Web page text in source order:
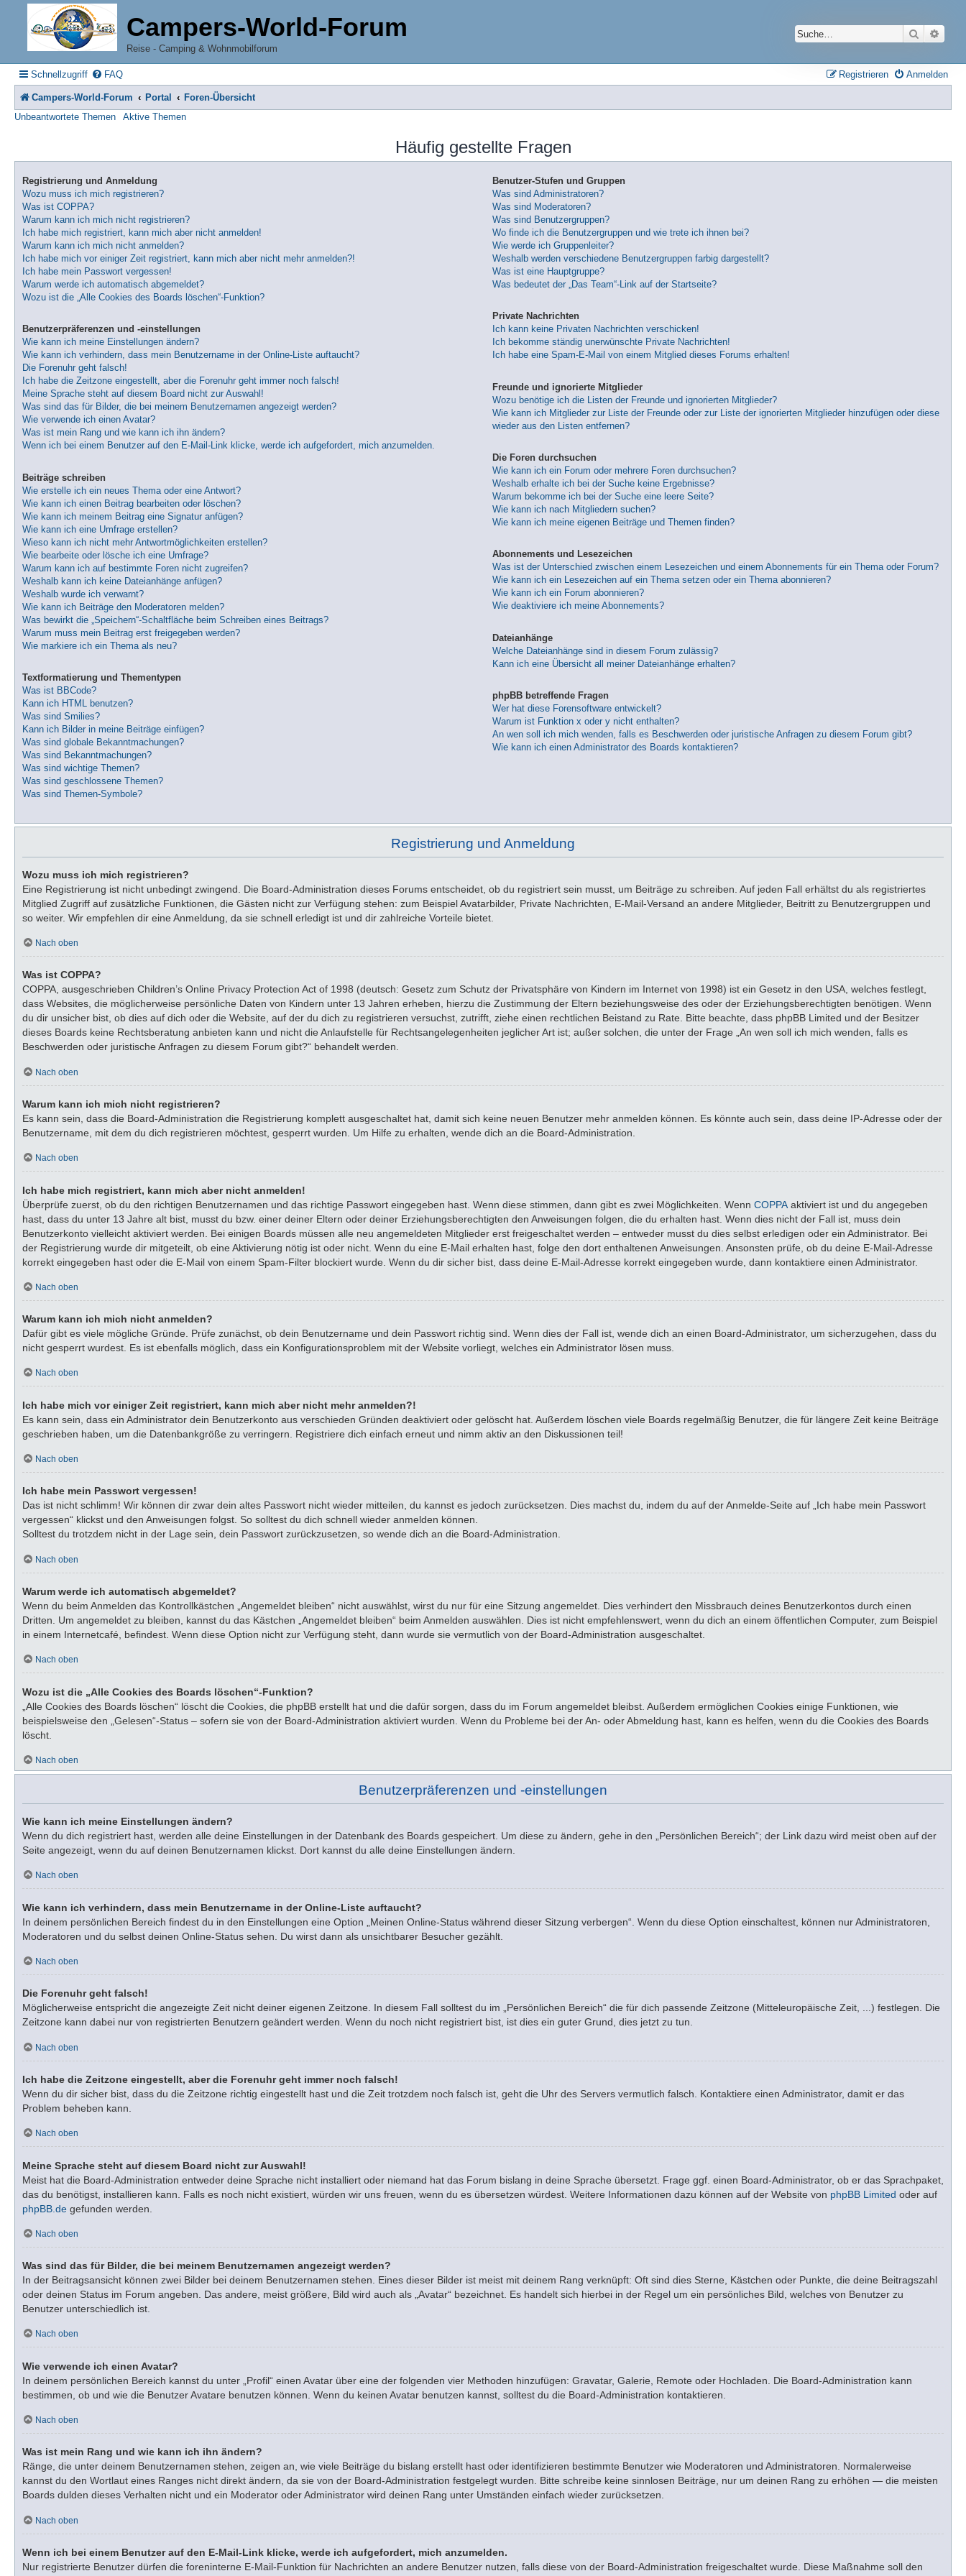
Campers-World-Forum
Reise - Camping & Wohnmobilforum
Suche
Schnellzugriff FAQ Anmelden
Registrieren
Campers-World-Forum Portal
Foren-Übersicht
Unbeantwortete Themen
Aktive Themen
Häufig gestellte Fragen
Registrierung und Anmeldung
Wozu muss ich mich registrieren?
Was ist COPPA?
Warum kann ich mich nicht registrieren?
Ich habe mich registriert, kann mich aber nicht anmelden!
Warum kann ich mich nicht anmelden?
Ich habe mich vor einiger Zeit registriert, kann mich aber nicht mehr anmelden?!
Ich habe mein Passwort vergessen!
Warum werde ich automatisch abgemeldet?
Wozu ist die „Alle Cookies des Boards löschen“-Funktion?
Benutzerpräferenzen und -einstellungen
Wie kann ich meine Einstellungen ändern?
Wie kann ich verhindern, dass mein Benutzername in der Online-Liste auftaucht?
Die Forenuhr geht falsch!
Ich habe die Zeitzone eingestellt, aber die Forenuhr geht immer noch falsch!
Meine Sprache steht auf diesem Board nicht zur Auswahl!
Was sind das für Bilder, die bei meinem Benutzernamen angezeigt werden?
Wie verwende ich einen Avatar?
Was ist mein Rang und wie kann ich ihn ändern?
Wenn ich bei einem Benutzer auf den E-Mail-Link klicke, werde ich aufgefordert, mich anzumelden.
Beiträge schreiben
Wie erstelle ich ein neues Thema oder eine Antwort?
Wie kann ich einen Beitrag bearbeiten oder löschen?
Wie kann ich meinem Beitrag eine Signatur anfügen?
Wie kann ich eine Umfrage erstellen?
Wieso kann ich nicht mehr Antwortmöglichkeiten erstellen?
Wie bearbeite oder lösche ich eine Umfrage?
Warum kann ich auf bestimmte Foren nicht zugreifen?
Weshalb kann ich keine Dateianhänge anfügen?
Weshalb wurde ich verwarnt?
Wie kann ich Beiträge den Moderatoren melden?
Was bewirkt die „Speichern“-Schaltfläche beim Schreiben eines Beitrags?
Warum muss mein Beitrag erst freigegeben werden?
Wie markiere ich ein Thema als neu?
Textformatierung und Thementypen
Was ist BBCode?
Kann ich HTML benutzen?
Was sind Smilies?
Kann ich Bilder in meine Beiträge einfügen?
Was sind globale Bekanntmachungen?
Was sind Bekanntmachungen?
Was sind wichtige Themen?
Was sind geschlossene Themen?
Was sind Themen-Symbole?
Benutzer-Stufen und Gruppen
Was sind Administratoren?
Was sind Moderatoren?
Was sind Benutzergruppen?
Wo finde ich die Benutzergruppen und wie trete ich ihnen bei?
Wie werde ich Gruppenleiter?
Weshalb werden verschiedene Benutzergruppen farbig dargestellt?
Was ist eine Hauptgruppe?
Was bedeutet der „Das Team“-Link auf der Startseite?
Private Nachrichten
Ich kann keine Privaten Nachrichten verschicken!
Ich bekomme ständig unerwünschte Private Nachrichten!
Ich habe eine Spam-E-Mail von einem Mitglied dieses Forums erhalten!
Freunde und ignorierte Mitglieder
Wozu benötige ich die Listen der Freunde und ignorierten Mitglieder?
Wie kann ich Mitglieder zur Liste der Freunde oder zur Liste der ignorierten Mitglieder hinzufügen oder diese
wieder aus den Listen entfernen?
Die Foren durchsuchen
Wie kann ich ein Forum oder mehrere Foren durchsuchen?
Weshalb erhalte ich bei der Suche keine Ergebnisse?
Warum bekomme ich bei der Suche eine leere Seite?
Wie kann ich nach Mitgliedern suchen?
Wie kann ich meine eigenen Beiträge und Themen finden?
Abonnements und Lesezeichen
Was ist der Unterschied zwischen einem Lesezeichen und einem Abonnements für ein Thema oder Forum?
Wie kann ich ein Lesezeichen auf ein Thema setzen oder ein Thema abonnieren?
Wie kann ich ein Forum abonnieren?
Wie deaktiviere ich meine Abonnements?
Dateianhänge
Welche Dateianhänge sind in diesem Forum zulässig?
Kann ich eine Übersicht all meiner Dateianhänge erhalten?
phpBB betreffende Fragen
Wer hat diese Forensoftware entwickelt?
Warum ist Funktion x oder y nicht enthalten?
An wen soll ich mich wenden, falls es Beschwerden oder juristische Anfragen zu diesem Forum gibt?
Wie kann ich einen Administrator des Boards kontaktieren?
Registrierung und Anmeldung
Wozu muss ich mich registrieren?
Eine Registrierung ist nicht unbedingt zwingend. Die Board-Administration dieses Forums entscheidet, ob du registriert sein musst, um Beiträge zu schreiben. Auf jeden Fall erhältst du als registriertes
Mitglied Zugriff auf zusätzliche Funktionen, die Gästen nicht zur Verfügung stehen: zum Beispiel Avatarbilder, Private Nachrichten, E-Mail-Versand an andere Mitglieder, Beitritt zu Benutzergruppen und
so weiter. Wir empfehlen dir eine Anmeldung, da sie schnell erledigt ist und dir zahlreiche Vorteile bietet.
Nach oben
Was ist COPPA?
COPPA, ausgeschrieben Children’s Online Privacy Protection Act of 1998 (deutsch: Gesetz zum Schutz der Privatsphäre von Kindern im Internet von 1998) ist ein Gesetz in den USA, welches festlegt,
dass Websites, die möglicherweise persönliche Daten von Kindern unter 13 Jahren erheben, hierzu die Zustimmung der Eltern beziehungsweise des oder der Erziehungsberechtigten benötigen. Wenn
du dir unsicher bist, ob dies auf dich oder die Website, auf der du dich zu registrieren versuchst, zutrifft, ziehe einen rechtlichen Beistand zu Rate. Bitte beachte, dass phpBB Limited und der Besitzer
dieses Boards keine Rechtsberatung anbieten kann und nicht die Anlaufstelle für Rechtsangelegenheiten jeglicher Art ist; außer solchen, die unter der Frage „An wen soll ich mich wenden, falls es
Beschwerden oder juristische Anfragen zu diesem Forum gibt?“ behandelt werden.
Nach oben
Warum kann ich mich nicht registrieren?
Es kann sein, dass die Board-Administration die Registrierung komplett ausgeschaltet hat, damit sich keine neuen Benutzer mehr anmelden können. Es könnte auch sein, dass deine IP-Adresse oder der
Benutzername, mit dem du dich registrieren möchtest, gesperrt wurden. Um Hilfe zu erhalten, wende dich an die Board-Administration.
Nach oben
Ich habe mich registriert, kann mich aber nicht anmelden!
Überprüfe zuerst, ob du den richtigen Benutzernamen und das richtige Passwort eingegeben hast. Wenn diese stimmen, dann gibt es zwei Möglichkeiten. Wenn COPPA aktiviert ist und du angegeben
hast, dass du unter 13 Jahre alt bist, musst du bzw. einer deiner Eltern oder deiner Erziehungsberechtigten den Anweisungen folgen, die du erhalten hast. Wenn dies nicht der Fall ist, muss dein
Benutzerkonto vielleicht aktiviert werden. Bei einigen Boards müssen alle neu angemeldeten Mitglieder erst freigeschaltet werden – entweder musst du dies selbst erledigen oder ein Administrator. Bei
der Registrierung wurde dir mitgeteilt, ob eine Aktivierung nötig ist oder nicht. Wenn du eine E-Mail erhalten hast, folge den dort enthaltenen Anweisungen. Ansonsten prüfe, ob du deine E-Mail-Adresse
korrekt eingegeben hast oder die E-Mail von einem Spam-Filter blockiert wurde. Wenn du dir sicher bist, dass deine E-Mail-Adresse korrekt eingegeben wurde, dann kontaktiere einen Administrator.
Nach oben
Warum kann ich mich nicht anmelden?
Dafür gibt es viele mögliche Gründe. Prüfe zunächst, ob dein Benutzername und dein Passwort richtig sind. Wenn dies der Fall ist, wende dich an einen Board-Administrator, um sicherzugehen, dass du
nicht gesperrt wurdest. Es ist ebenfalls möglich, dass ein Konfigurationsproblem mit der Website vorliegt, welches ein Administrator lösen muss.
Nach oben
Ich habe mich vor einiger Zeit registriert, kann mich aber nicht mehr anmelden?!
Es kann sein, dass ein Administrator dein Benutzerkonto aus verschieden Gründen deaktiviert oder gelöscht hat. Außerdem löschen viele Boards regelmäßig Benutzer, die für längere Zeit keine Beiträge
geschrieben haben, um die Datenbankgröße zu verringern. Registriere dich einfach erneut und nimm aktiv an den Diskussionen teil!
Nach oben
Ich habe mein Passwort vergessen!
Das ist nicht schlimm! Wir können dir zwar dein altes Passwort nicht wieder mitteilen, du kannst es jedoch zurücksetzen. Dies machst du, indem du auf der Anmelde-Seite auf „Ich habe mein Passwort
vergessen“ klickst und den Anweisungen folgst. So solltest du dich schnell wieder anmelden können.
Solltest du trotzdem nicht in der Lage sein, dein Passwort zurückzusetzen, so wende dich an die Board-Administration.
Nach oben
Warum werde ich automatisch abgemeldet?
Wenn du beim Anmelden das Kontrollkästchen „Angemeldet bleiben“ nicht auswählst, wirst du nur für eine Sitzung angemeldet. Dies verhindert den Missbrauch deines Benutzerkontos durch einen
Dritten. Um angemeldet zu bleiben, kannst du das Kästchen „Angemeldet bleiben“ beim Anmelden auswählen. Dies ist nicht empfehlenswert, wenn du dich an einem öffentlichen Computer, zum Beispiel
in einem Internetcafé, befindest. Wenn diese Option nicht zur Verfügung steht, dann wurde sie vermutlich von der Board-Administration ausgeschaltet.
Nach oben
Wozu ist die „Alle Cookies des Boards löschen“-Funktion?
„Alle Cookies des Boards löschen“ löscht die Cookies, die phpBB erstellt hat und die dafür sorgen, dass du im Forum angemeldet bleibst. Außerdem ermöglichen Cookies einige Funktionen, wie
beispielsweise den „Gelesen“-Status – sofern sie von der Board-Administration aktiviert wurden. Wenn du Probleme bei der An- oder Abmeldung hast, kann es helfen, wenn du die Cookies des Boards
löscht.
Nach oben
Benutzerpräferenzen und -einstellungen
Wie kann ich meine Einstellungen ändern?
Wenn du dich registriert hast, werden alle deine Einstellungen in der Datenbank des Boards gespeichert. Um diese zu ändern, gehe in den „Persönlichen Bereich“; der Link dazu wird meist oben auf der
Seite angezeigt, wenn du auf deinen Benutzernamen klickst. Dort kannst du alle deine Einstellungen ändern.
Nach oben
Wie kann ich verhindern, dass mein Benutzername in der Online-Liste auftaucht?
In deinem persönlichen Bereich findest du in den Einstellungen eine Option „Meinen Online-Status während dieser Sitzung verbergen“. Wenn du diese Option einschaltest, können nur Administratoren,
Moderatoren und du selbst deinen Online-Status sehen. Du wirst dann als unsichtbarer Besucher gezählt.
Nach oben
Die Forenuhr geht falsch!
Möglicherweise entspricht die angezeigte Zeit nicht deiner eigenen Zeitzone. In diesem Fall solltest du im „Persönlichen Bereich“ die für dich passende Zeitzone (Mitteleuropäische Zeit, ...) festlegen. Die
Zeitzone kann dabei nur von registrierten Benutzern geändert werden. Wenn du noch nicht registriert bist, ist dies ein guter Grund, dies jetzt zu tun.
Nach oben
Ich habe die Zeitzone eingestellt, aber die Forenuhr geht immer noch falsch!
Wenn du dir sicher bist, dass du die Zeitzone richtig eingestellt hast und die Zeit trotzdem noch falsch ist, geht die Uhr des Servers vermutlich falsch. Kontaktiere einen Administrator, damit er das
Problem beheben kann.
Nach oben
Meine Sprache steht auf diesem Board nicht zur Auswahl!
Meist hat die Board-Administration entweder deine Sprache nicht installiert oder niemand hat das Forum bislang in deine Sprache übersetzt. Frage ggf. einen Board-Administrator, ob er das Sprachpaket,
das du benötigst, installieren kann. Falls es noch nicht existiert, würden wir uns freuen, wenn du es übersetzen würdest. Weitere Informationen dazu können auf der Website von phpBB Limited oder auf
phpBB.de gefunden werden.
Nach oben
Was sind das für Bilder, die bei meinem Benutzernamen angezeigt werden?
In der Beitragsansicht können zwei Bilder bei deinem Benutzernamen stehen. Eines dieser Bilder ist meist mit deinem Rang verknüpft: Oft sind dies Sterne, Kästchen oder Punkte, die deine Beitragszahl
oder deinen Status im Forum angeben. Das andere, meist größere, Bild wird auch als „Avatar“ bezeichnet. Es handelt sich hierbei in der Regel um ein persönliches Bild, welches von Benutzer zu
Benutzer unterschiedlich ist.
Nach oben
Wie verwende ich einen Avatar?
In deinem persönlichen Bereich kannst du unter „Profil“ einen Avatar über eine der folgenden vier Methoden hinzufügen: Gravatar, Galerie, Remote oder Hochladen. Die Board-Administration kann
bestimmen, ob und wie die Benutzer Avatare benutzen können. Wenn du keinen Avatar benutzen kannst, solltest du die Board-Administration kontaktieren.
Nach oben
Was ist mein Rang und wie kann ich ihn ändern?
Ränge, die unter deinem Benutzernamen stehen, zeigen an, wie viele Beiträge du bislang erstellt hast oder identifizieren bestimmte Benutzer wie Moderatoren und Administratoren. Normalerweise
kannst du den Wortlaut eines Ranges nicht direkt ändern, da sie von der Board-Administration festgelegt wurden. Bitte schreibe keine sinnlosen Beiträge, nur um deinen Rang zu erhöhen — die meisten
Boards dulden dieses Verhalten nicht und ein Moderator oder Administrator wird deinen Rang unter Umständen einfach wieder zurücksetzen.
Nach oben
Wenn ich bei einem Benutzer auf den E-Mail-Link klicke, werde ich aufgefordert, mich anzumelden.
Nur registrierte Benutzer dürfen die foreninterne E-Mail-Funktion für Nachrichten an andere Benutzer nutzen, falls diese von der Board-Administration freigeschaltet wurde. Diese Maßnahme soll den